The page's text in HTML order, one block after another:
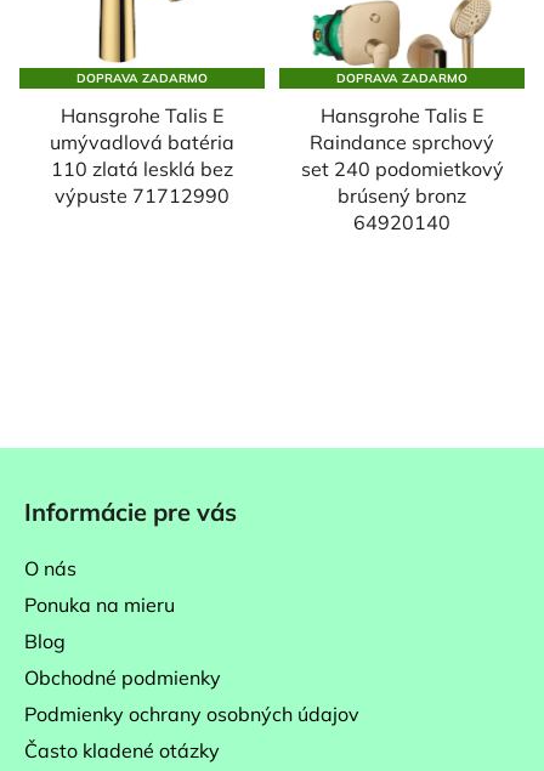
DOPRAVA ZADARMO
Hansgrohe Talis E
umývadlová batéria
110 zlatá lesklá bez
výpuste 71712990
DOPRAVA ZADARMO
Hansgrohe Talis E
Raindance sprchový
set 240 podomietkový
brúsený bronz
64920140
Informácie pre vás
O nás
Ponuka na mieru
Blog
Obchodné podmienky
Podmienky ochrany osobných údajov
Často kladené otázky